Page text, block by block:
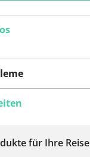
anzeigen
für Ihre Reise